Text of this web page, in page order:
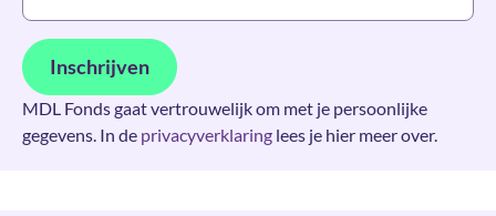
Inschrijven
MDL Fonds gaat vertrouwelijk om met je persoonlijke
gegevens. In de privacyverklaring lees je hier meer over.